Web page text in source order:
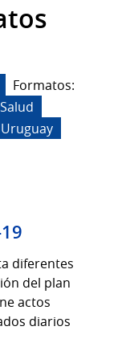
Formatos:
Salud
diferentes
del plan
actos
diarios